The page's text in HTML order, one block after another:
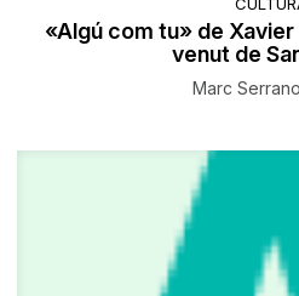
«Algú com tu» de
venut de
Marc